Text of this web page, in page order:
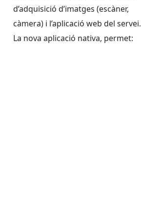
d’adquisició d’imatges (escàner,
càmera) i l’aplicació web del servei.
La nova aplicació nativa, permet: